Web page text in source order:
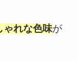
ゃれな色味が